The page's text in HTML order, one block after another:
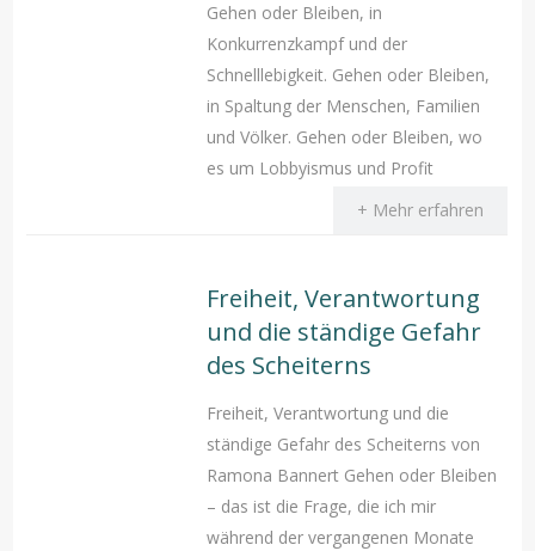
Gehen oder Bleiben, in
Konkurrenzkampf und der
Schnelllebigkeit. Gehen oder Bleiben,
in Spaltung der Menschen, Familien
und Völker. Gehen oder Bleiben, wo
es um Lobbyismus und Profit
+ Mehr erfahren
Freiheit, Verantwortung
und die ständige Gefahr
des Scheiterns
Freiheit, Verantwortung und die
ständige Gefahr des Scheiterns von
Ramona Bannert Gehen oder Bleiben
– das ist die Frage, die ich mir
während der vergangenen Monate